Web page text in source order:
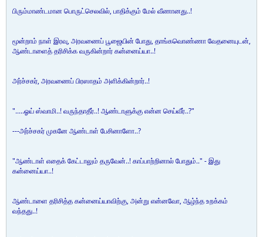
பிரும்மாண்டமான பொருட்செலவில், பாதிக்கும் மேல் வீணானது..!
மூன்றாம் நாள் இரவு, அரவணைப் பூஜையின் போது, தாங்கவொண்ணா வேதனையுடன்,
ஆண்டாளைத் தரிசிக்க வருகின்றார் கன்னைய்யா..!
அர்ச்சகர், அரவணைப் பிரஸாதம் அளிக்கின்றார்..!
".....ஓய் ஸ்வாமி..! வருந்தாதீர்..! ஆண்டாளுக்கு என்ன செய்வீர்..?"
---அர்ச்சகர் முகனே ஆண்டாள் பேசினாளோ..?
"ஆண்டாள் எதைக் கேட்டாலும் தருவேன்..! காப்பாற்றினால் போதும்.." - இது
கன்னைய்யா..!
ஆண்டாளை தரிசித்த கன்னைய்யாவிற்கு, அன்று என்னவோ, ஆழ்ந்த உறக்கம்
வந்தது..!